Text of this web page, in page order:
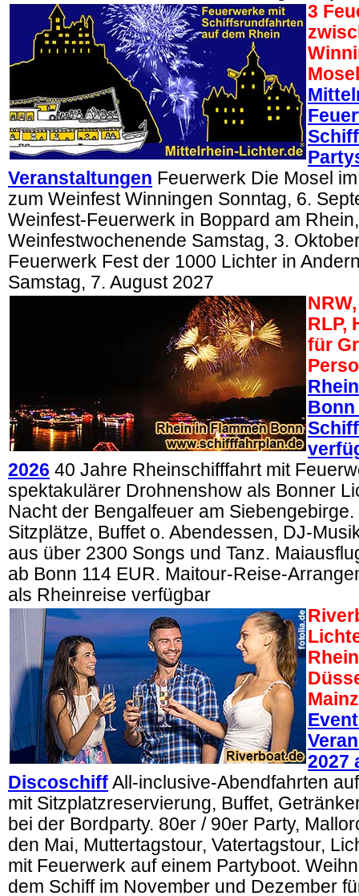
3
Veranstaltungen Feuerwerk Die Mosel
zum Weinfest Winningen Sonntag, 6.
Weinfest-Feuerwerk in Boppard am
Weinfestwochenende Samstag, 3.
Feuerwerk Fest der 1000 Lichter in
Samstag, 7. August 2027
RLP,
für
Bonn
2026 40 Jahre Rheinschifffahrt mit
spektakulärer Drohnenshow als Bonner
Nacht der Bengalfeuer am
Sitzplätze, Buffet o. Abendessen, DJ-
aus über 2300 Songs und Tanz.
ab Bonn 114 EUR. Maitour-Reise-
als Rheinreise verfügbar
Mainz
2027
Discoschiff All-inclusive-Abendfahrten
mit Sitzplatzreservierung, Buffet,
bei der Bordparty. 80er / 90er Party,
den Mai, Muttertagstour, Vatertagstour,
mit Feuerwerk auf einem Partyboot.
dem Schiff im November und Dezember